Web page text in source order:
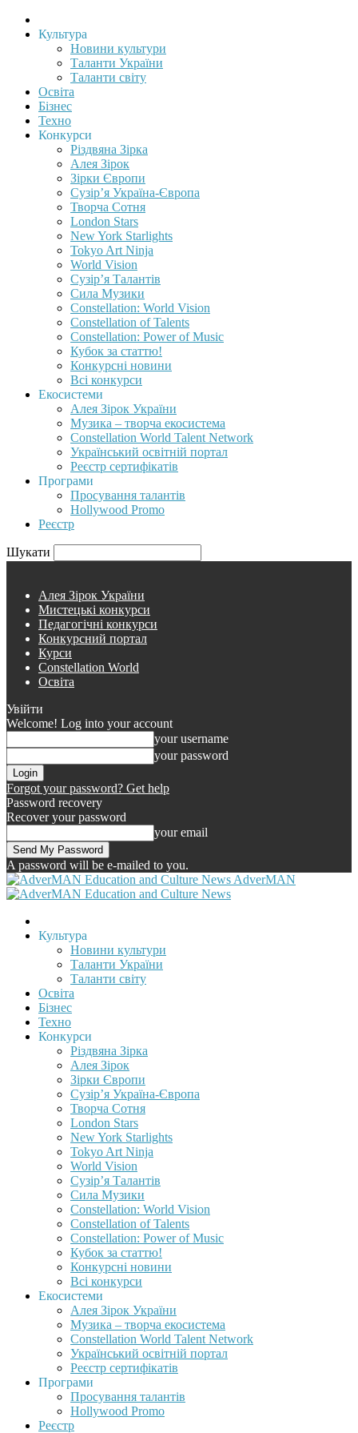
Культура
Новини культури
Таланти України
Таланти світу
Освіта
Бізнес
Техно
Конкурси
Різдвяна Зірка
Алея Зірок
Зірки Європи
Сузір’я Україна-Європа
Творча Сотня
London Stars
New York Starlights
Tokyo Art Ninja
World Vision
Сузір’я Талантів
Сила Музики
Constellation: World Vision
Constellation of Talents
Constellation: Power of Music
Кубок за статтю!
Конкурсні новини
Всі конкурси
Екосистеми
Алея Зірок України
Музика – творча екосистема
Constellation World Talent Network
Український освітній портал
Реєстр сертифікатів
Програми
Просування талантів
Hollywood Promo
Реєстр
Шукати
Алея Зірок України
Мистецькі конкурси
Педагогічні конкурси
Конкурсний портал
Курси
Constellation World
Освіта
Увійти
Welcome! Log into your account
your username
your password
Forgot your password? Get help
Password recovery
Recover your password
your email
A password will be e-mailed to you.
AdverMAN
Культура
Новини культури
Таланти України
Таланти світу
Освіта
Бізнес
Техно
Конкурси
Різдвяна Зірка
Алея Зірок
Зірки Європи
Сузір’я Україна-Європа
Творча Сотня
London Stars
New York Starlights
Tokyo Art Ninja
World Vision
Сузір’я Талантів
Сила Музики
Constellation: World Vision
Constellation of Talents
Constellation: Power of Music
Кубок за статтю!
Конкурсні новини
Всі конкурси
Екосистеми
Алея Зірок України
Музика – творча екосистема
Constellation World Talent Network
Український освітній портал
Реєстр сертифікатів
Програми
Просування талантів
Hollywood Promo
Реєстр